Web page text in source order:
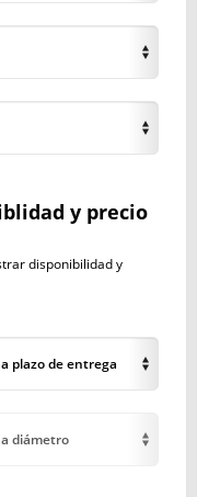
y precio
disponibilidad y
plazo de entrega
diámetro